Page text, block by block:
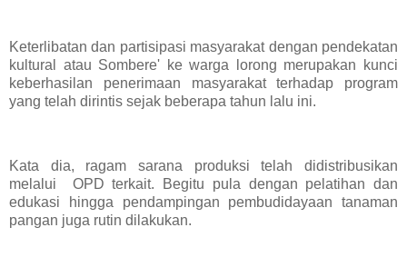
Keterlibatan dan partisipasi masyarakat dengan pendekatan
kultural atau Sombere' ke warga lorong merupakan kunci
keberhasilan penerimaan masyarakat terhadap program
yang telah dirintis sejak beberapa tahun lalu ini.
Kata dia, ragam sarana produksi telah didistribusikan
melalui OPD terkait. Begitu pula dengan pelatihan dan
edukasi hingga pendampingan pembudidayaan tanaman
pangan juga rutin dilakukan.